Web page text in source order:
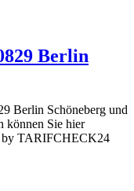
Berlin
Berlin Schöneberg und
können Sie hier
by TARIFCHECK24